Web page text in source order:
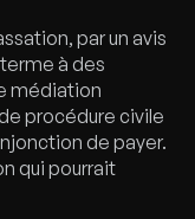
par un avis
à des
médiation
procédure civile
de payer.
qui pourrait